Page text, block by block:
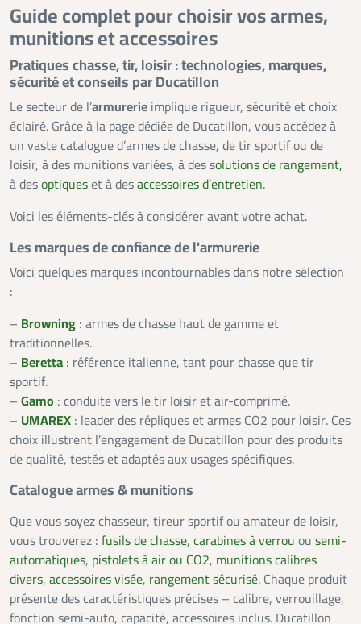
Guide complet pour choisir vos armes,
munitions et accessoires
Pratiques chasse, tir, loisir : technologies, marques,
sécurité et conseils par Ducatillon
Le secteur de l’armurerie implique rigueur, sécurité et choix
éclairé. Grâce à la page dédiée de Ducatillon, vous accédez à
un vaste catalogue d’armes de chasse, de tir sportif ou de
loisir, à des munitions variées, à des solutions de rangement,
à desoptiqueset à desaccessoires d’entretien.
Voici les éléments-clés à considérer avant votre achat.
Les marques de confiance de l'armurerie
Voici quelques marques incontournables dans notre sélection
:
– Browning : armes de chasse haut de gamme et
traditionnelles.
– Beretta : référence italienne, tant pour chasse que tir
sportif.
– Gamo : conduite vers le tir loisir et air-comprimé.
– UMAREX : leader des répliques et armes CO2 pour loisir. Ces
choix illustrent l’engagement de Ducatillon pour des produits
de qualité, testés et adaptés aux usages spécifiques.
Catalogue armes & munitions
Que vous soyez chasseur, tireur sportif ou amateur de loisir,
vous trouverez : fusils de chasse, carabines à verrou ou semi-
automatiques, pistolets à air ou CO2, munitions calibres
divers, accessoires visée, rangement sécurisé. Chaque produit
présente des caractéristiques précises – calibre, verrouillage,
fonction semi-auto, capacité, accessoires inclus. Ducatillon